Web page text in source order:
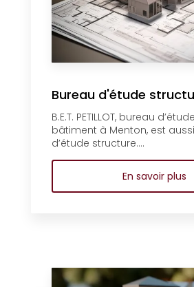
Bureau d'étude
B.E.T. PETILLOT, bureau
bâtiment à Menton, est
d’étude structure....
En savoir plus